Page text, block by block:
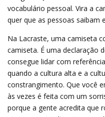
vocabulário pessoal. Vira a
quer que as pessoas saibam
Na Lacraste, uma camiseta
camiseta. É uma declaração
consegue lidar com
quando a cultura alta e a
constrangimento. Que você
às vezes é feita com um
porque a gente acredita que